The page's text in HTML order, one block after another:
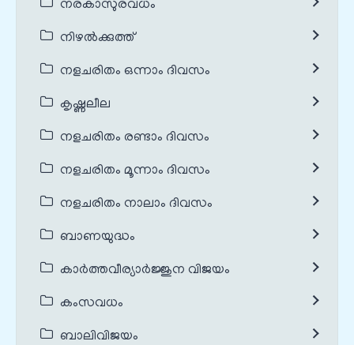
നരകാസുരവധം
നിഴൽക്കുത്ത്
നളചരിതം ഒന്നാം ദിവസം
കൃഷ്ണലീല
നളചരിതം രണ്ടാം ദിവസം
നളചരിതം മൂന്നാം ദിവസം
നളചരിതം നാലാം ദിവസം
ബാണയുദ്ധം
കാർത്തവീര്യാർജ്ജുന വിജയം
കംസവധം
ബാലിവിജയം